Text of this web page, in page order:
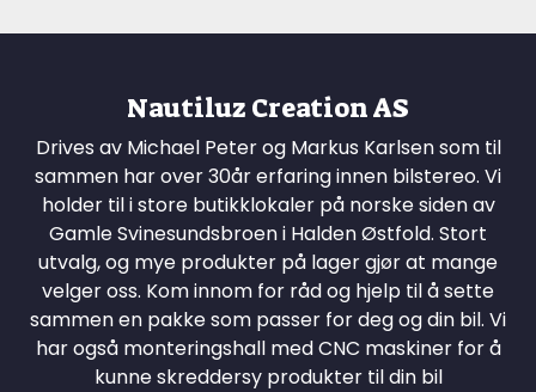
Nautiluz Creation AS
Drives av Michael Peter og Markus Karlsen som til
sammen har over 30år erfaring innen bilstereo. Vi
holder til i store butikklokaler på norske siden av
Gamle Svinesundsbroen i Halden Østfold. Stort
utvalg, og mye produkter på lager gjør at mange
velger oss. Kom innom for råd og hjelp til å sette
sammen en pakke som passer for deg og din bil. Vi
har også monteringshall med CNC maskiner for å
kunne skreddersy produkter til din bil